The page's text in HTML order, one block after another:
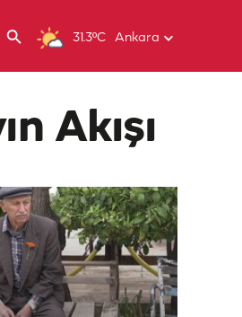
31.3ºC Ankara
Akışı